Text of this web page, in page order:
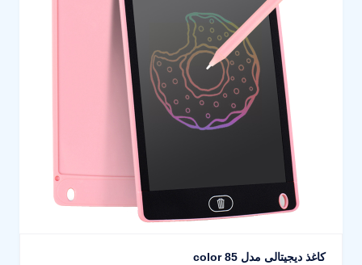
کاغذ دیجیتالی مدل color 85